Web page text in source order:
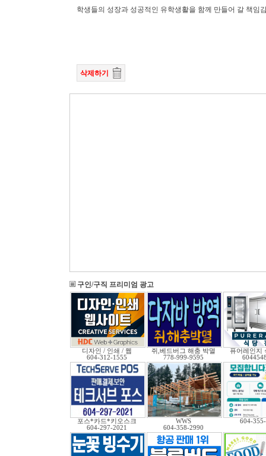
학생들의 성장과 성공적인 유학생활을 함께 만들어 갈 책임
삭제하기
구인/구직 프리미엄 광고
디자인 / 인쇄 / 웹
604-312-1555
쥐,베드버그 해충 박멸
778-999-9595
퓨어레인지
포스*카드*키오스크
604-297-2021
WWS
604-358-2990
604-